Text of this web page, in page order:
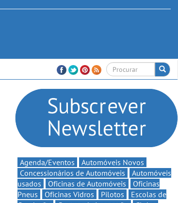
Agenda/Eventos
Automóveis Novos
Concessionários de Automóveis
Automóveis
usados
Oficinas de Automóveis
Oficinas
Pneus
Oficinas Vidros Pilotos
Escolas de